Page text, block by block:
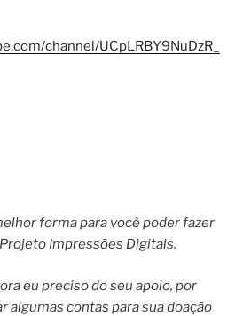
channel/UCpLRBY9NuDzR_
forma para você poder fazer
Impressões Digitais.
eu preciso do seu apoio, por
algumas contas para sua doação